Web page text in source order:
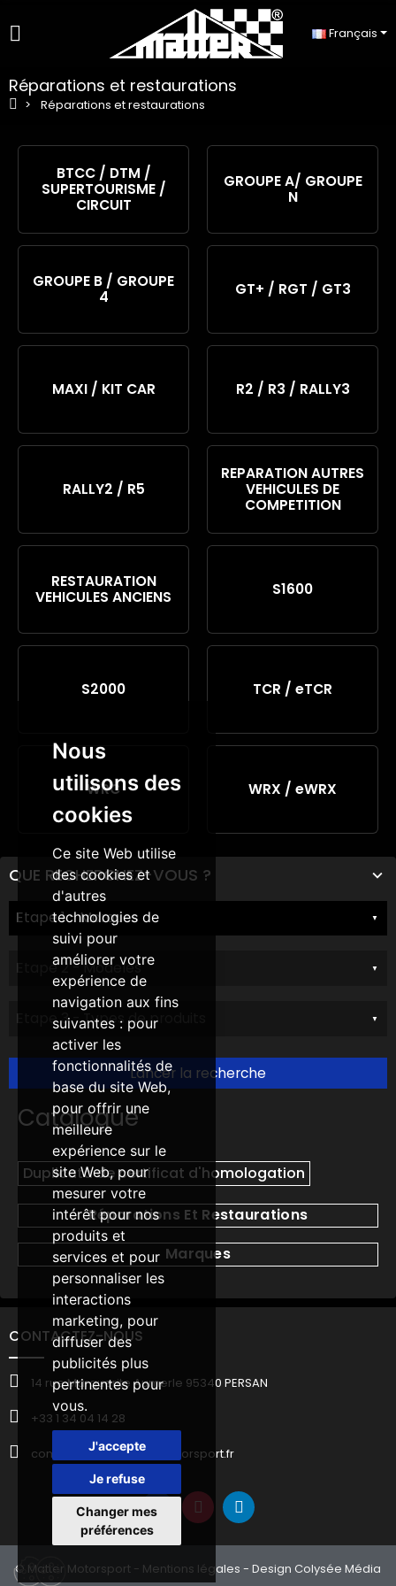
Nous
utilisons des
cookies
Ce site Web utilise
des cookies et
d'autres
technologies de
suivi pour
améliorer votre
expérience de
navigation aux fins
suivantes : pour
activer les
fonctionnalités de
base du site Web,
pour offrir une
meilleure
expérience sur le
site Web, pour
mesurer votre
intérêt pour nos
produits et
services et pour
personnaliser les
interactions
marketing, pour
diffuser des
publicités plus
pertinentes pour
vous.
J'accepte
Je refuse
Changer mes
préférences
Français
Réparations et restaurations
Réparations et restaurations
QUE RECHERCHEZ-VOUS ?
Lancer la recherche
Catalogue
Duplicata de certificat d'homologation
Réparations Et Restaurations
Marques
BTCC / DTM /
SUPERTOURISME /
CIRCUIT
GROUPE A/ GROUPE
N
GROUPE B / GROUPE
4
GT+ / RGT / GT3
MAXI / KIT CAR R2 / R3 / RALLY3
RALLY2 / R5
REPARATION AUTRES
VEHICULES DE
COMPETITION
RESTAURATION
VEHICULES ANCIENS
S1600
S2000 TCR / eTCR
WRC WRX / eWRX
CONTACTEZ-NOUS
14 rue Marguerite Aumerle 95340 PERSAN
+33 1 34 04 14 28
commercial@matter-motorsport.fr
© Matter Motorsport - Mentions légales - Design Colysée Média